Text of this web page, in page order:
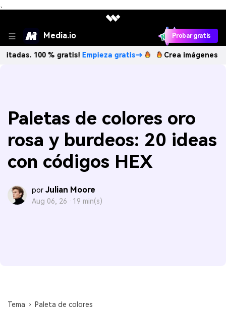
、
Media.io Probar gratis
% gratis!Empieza gratis→ Crea imágenes IA
Paletas de colores oro
rosa y burdeos: 20 ideas
con códigos HEX
por Julian Moore
Aug 06, 26 · 19 min(s)
Tema
Paleta de colores